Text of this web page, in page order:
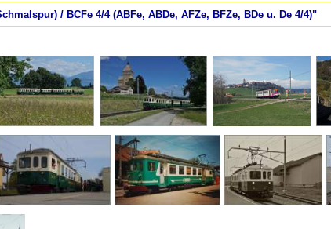
/ BCFe 4/4 (ABFe, ABDe, AFZe, BFZe, BDe u. De 4/4)"